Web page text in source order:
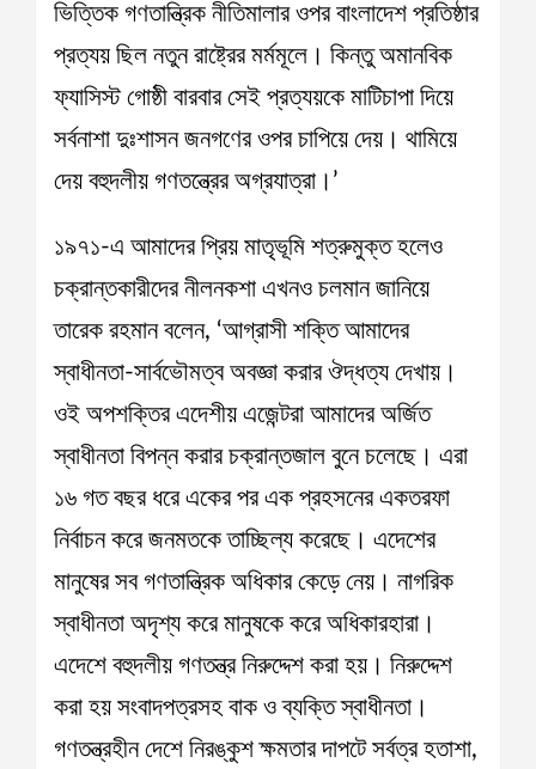
ভিত্তিক গণতান্ত্রিক নীতিমালার ওপর বাংলাদেশ প্রতিষ্ঠার
প্রত্যয় ছিল নতুন রাষ্ট্রের মর্মমূলে। কিন্তু অমানবিক
ফ্যাসিস্ট গোষ্ঠী বারবার সেই প্রত্যয়কে মাটিচাপা দিয়ে
সর্বনাশা দুঃশাসন জনগণের ওপর চাপিয়ে দেয়। থামিয়ে
দেয় বহুদলীয় গণতন্ত্রের অগ্রযাত্রা।’
১৯৭১-এ আমাদের প্রিয় মাতৃভূমি শত্রুমুক্ত হলেও
চক্রান্তকারীদের নীলনকশা এখনও চলমান জানিয়ে
তারেক রহমান বলেন, ‘আগ্রাসী শক্তি আমাদের
স্বাধীনতা-সার্বভৌমত্ব অবজ্ঞা করার ঔদ্ধত্য দেখায়।
ওই অপশক্তির এদেশীয় এজেন্টরা আমাদের অর্জিত
স্বাধীনতা বিপন্ন করার চক্রান্তজাল বুনে চলেছে। এরা
১৬ গত বছর ধরে একের পর এক প্রহসনের একতরফা
নির্বাচন করে জনমতকে তাচ্ছিল্য করেছে। এদেশের
মানুষের সব গণতান্ত্রিক অধিকার কেড়ে নেয়। নাগরিক
স্বাধীনতা অদৃশ্য করে মানুষকে করে অধিকারহারা।
এদেশে বহুদলীয় গণতন্ত্র নিরুদ্দেশ করা হয়। নিরুদ্দেশ
করা হয় সংবাদপত্রসহ বাক ও ব্যক্তি স্বাধীনতা।
গণতন্ত্রহীন দেশে নিরঙ্কুশ ক্ষমতার দাপটে সর্বত্র হতাশা,